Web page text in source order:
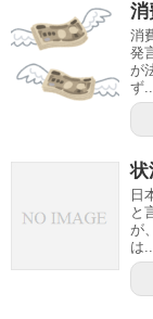
消
消
発
が
ず
状
日
と
が
は